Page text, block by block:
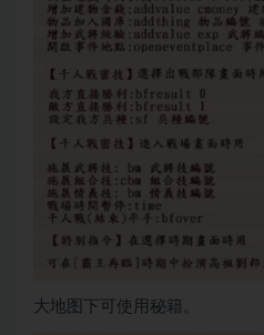
大地图下可使用秘籍。